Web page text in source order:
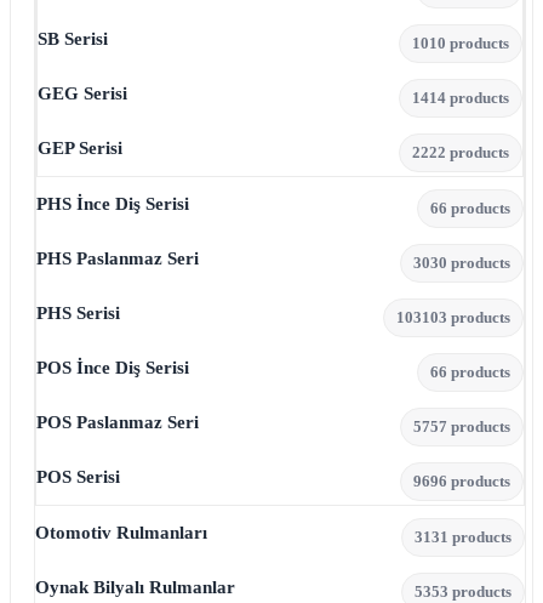
SB Serisi 1010 products
GEG Serisi 1414 products
GEP Serisi 2222 products
PHS İnce Diş Serisi 66 products
PHS Paslanmaz Seri 3030 products
PHS Serisi 103103 products
POS İnce Diş Serisi 66 products
POS Paslanmaz Seri 5757 products
POS Serisi 9696 products
Otomotiv Rulmanları 3131 products
Oynak Bilyalı Rulmanlar 5353 products